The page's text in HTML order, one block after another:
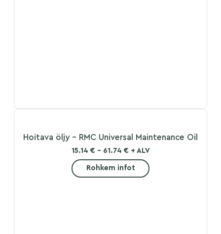
Hoitava öljy – RMC Universal Maintenance Oil
15.14 € - 61.74 € + ALV
Rohkem infot